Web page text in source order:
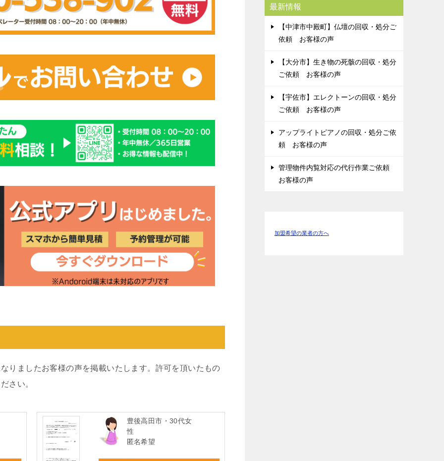
りましたお客様の声を掲載いたします。許可を頂いたもの
さい。
豊後高田市・30代女
性
匿名希望
最新情報
【中津市中殿町】仏壇の回収・処分ご
依頼 お客様の声
【大分市】生き物の死骸の回収・処分
ご依頼 お客様の声
【宇佐市】エレクトーンの回収・処分
ご依頼 お客様の声
アップライトピアノの回収・処分ご依
頼 お客様の声
管理物件内覧対応の代行作業ご依頼
お客様の声
加盟希望の業者の方へ